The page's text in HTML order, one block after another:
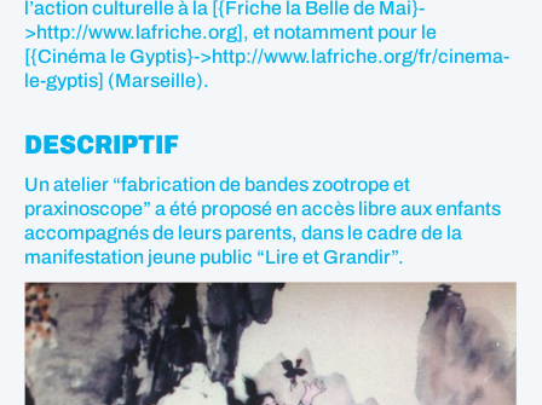
l’action culturelle à la [{Friche la Belle de Mai}-
>http://www.lafriche.org], et notamment pour le
[{Cinéma le Gyptis}->http://www.lafriche.org/fr/cinema-
le-gyptis] (Marseille).
DESCRIPTIF
Un atelier “fabrication de bandes zootrope et
praxinoscope” a été proposé en accès libre aux enfants
accompagnés de leurs parents, dans le cadre de la
manifestation jeune public “Lire et Grandir”.